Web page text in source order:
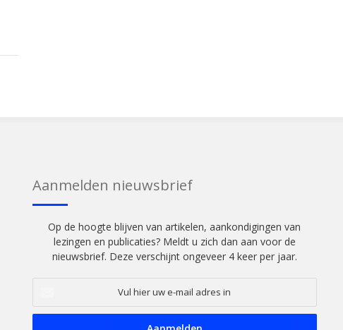
Aanmelden nieuwsbrief
Op de hoogte blijven van artikelen, aankondigingen van
lezingen en publicaties? Meldt u zich dan aan voor de
nieuwsbrief. Deze verschijnt ongeveer 4 keer per jaar.
uw